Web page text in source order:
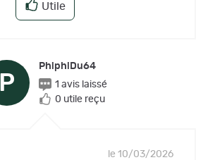
Utile
P
PhiphiDu64
1 avis laissé
0 utile reçu
le 10/03/2026